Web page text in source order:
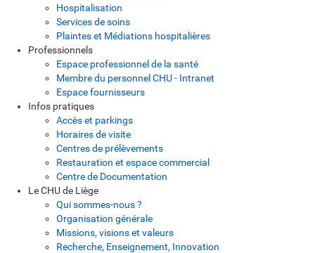
Hospitalisation
Services de soins
Plaintes et Médiations hospitalières
Professionnels
Espace professionnel de la santé
Membre du personnel CHU - Intranet
Espace fournisseurs
Infos pratiques
Accès et parkings
Horaires de visite
Centres de prélèvements
Restauration et espace commercial
Centre de Documentation
Le CHU de Liège
Qui sommes-nous ?
Organisation générale
Missions, visions et valeurs
Recherche, Enseignement, Innovation